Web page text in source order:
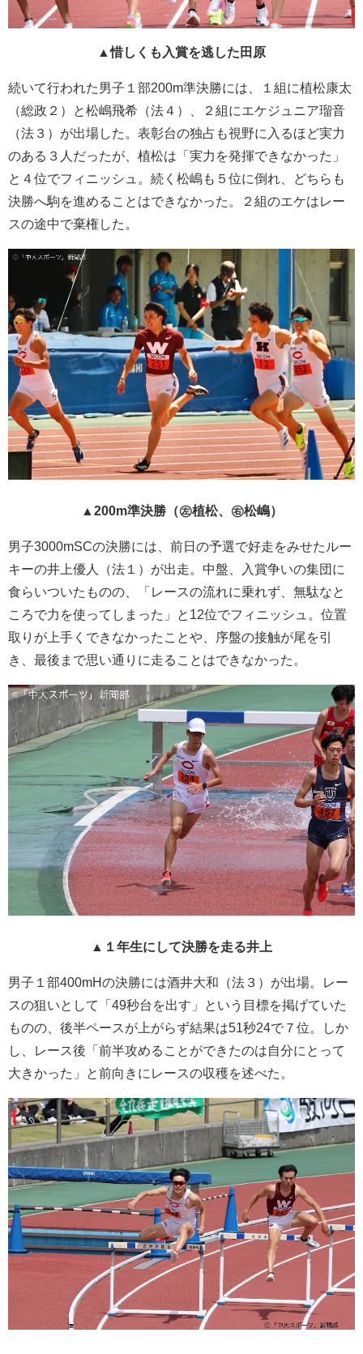
▲惜しくも入賞を逃した田原
続いて行われた男子１部200m準決勝には、１組に植松康太
（総政２）と松嶋飛希（法４）、２組にエケジュニア瑠音
（法３）が出場した。表彰台の独占も視野に入るほど実力
のある３人だったが、植松は「実力を発揮できなかった」
と４位でフィニッシュ。続く松嶋も５位に倒れ、どちらも
決勝へ駒を進めることはできなかった。２組のエケはレー
スの途中で棄権した。
▲200m準決勝（㊧植松、㊨松嶋）
男子3000mSCの決勝には、前日の予選で好走をみせたルー
キーの井上優人（法１）が出走。中盤、入賞争いの集団に
食らいついたものの、「レースの流れに乗れず、無駄なと
ころで力を使ってしまった」と12位でフィニッシュ。位置
取りが上手くできなかったことや、序盤の接触が尾を引
き、最後まで思い通りに走ることはできなかった。
▲１年生にして決勝を走る井上
男子１部400mHの決勝には酒井大和（法３）が出場。レー
スの狙いとして「49秒台を出す」という目標を掲げていた
ものの、後半ペースが上がらず結果は51秒24で７位。しか
し、レース後「前半攻めることができたのは自分にとって
大きかった」と前向きにレースの収穫を述べた。